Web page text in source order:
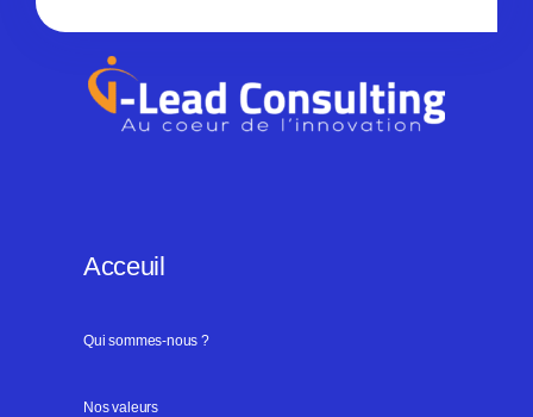
Acceuil
Qui sommes-nous ?
Nos valeurs